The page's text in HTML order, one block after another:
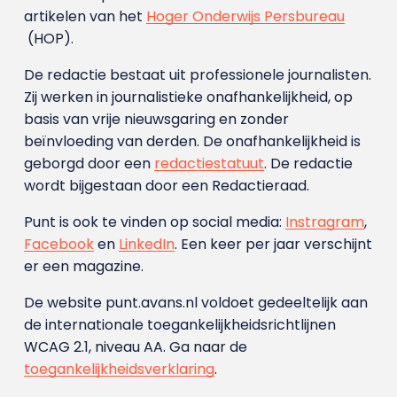
artikelen van het Hoger Onderwijs Persbureau
(HOP).
De redactie bestaat uit professionele journalisten.
Zij werken in journalistieke onafhankelijkheid, op
basis van vrije nieuwsgaring en zonder
beïnvloeding van derden. De onafhankelijkheid is
geborgd door een redactiestatuut. De redactie
wordt bijgestaan door een Redactieraad.
Punt is ook te vinden op social media: Instragram,
Facebooken LinkedIn. Een keer per jaar verschijnt
er een magazine.
De website punt.avans.nl voldoet gedeeltelijk aan
de internationale toegankelijkheidsrichtlijnen
WCAG 2.1, niveau AA. Ga naar de
toegankelijkheidsverklaring.